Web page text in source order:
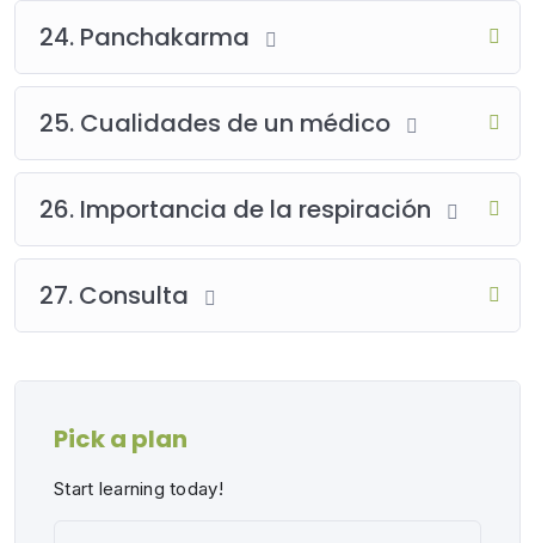
24. Panchakarma
25. Cualidades de un médico
26. Importancia de la respiración
27. Consulta
Pick a plan
Start learning today!